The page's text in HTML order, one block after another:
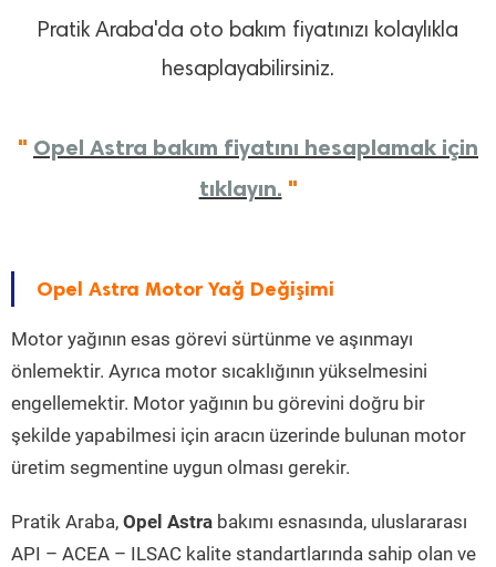
Pratik Araba'da oto bakım fiyatınızı kolaylıkla
hesaplayabilirsiniz.
" Opel Astra bakım fiyatını hesaplamak için
tıklayın. "
Opel Astra Motor Yağ Değişimi
Motor yağının esas görevi sürtünme ve aşınmayı
önlemektir. Ayrıca motor sıcaklığının yükselmesini
engellemektir. Motor yağının bu görevini doğru bir
şekilde yapabilmesi için aracın üzerinde bulunan motor
üretim segmentine uygun olması gerekir.
Pratik Araba, Opel Astra bakımı esnasında, uluslararası
API – ACEA – ILSAC kalite standartlarında sahip olan ve